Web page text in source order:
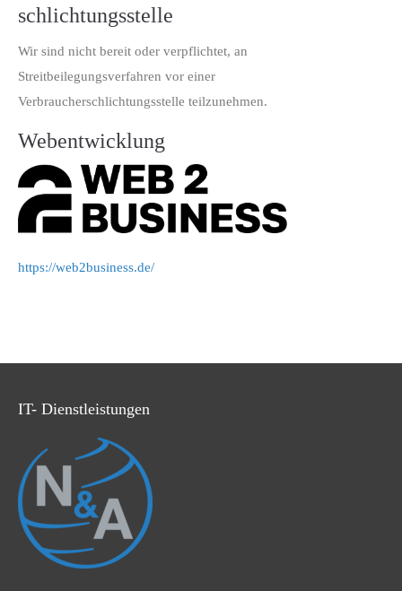
schlichtungs­stelle
Wir sind nicht bereit oder verpflichtet, an
Streitbeilegungsverfahren vor einer
Verbraucherschlichtungsstelle teilzunehmen.
Webentwicklung
https://web2business.de/
IT- Dienstleistungen